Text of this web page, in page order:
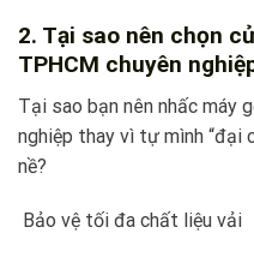
2. Tại sao nên chọn
TPHCM chuyên
Tại sao bạn nên nhấc máy
nghiệp thay vì tự mình “đại
nề?
Bảo vệ tối đa chất liệu vải